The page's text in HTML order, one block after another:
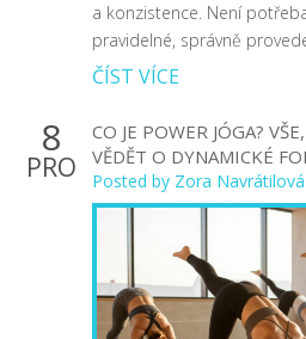
a konzistence. Není
pravidelné, správně
ČÍST VÍCE
8
PRO
CO JE POWER JÓGA?
VĚDĚT O DYNAMICKÉ
Posted by Zora Navrátilová